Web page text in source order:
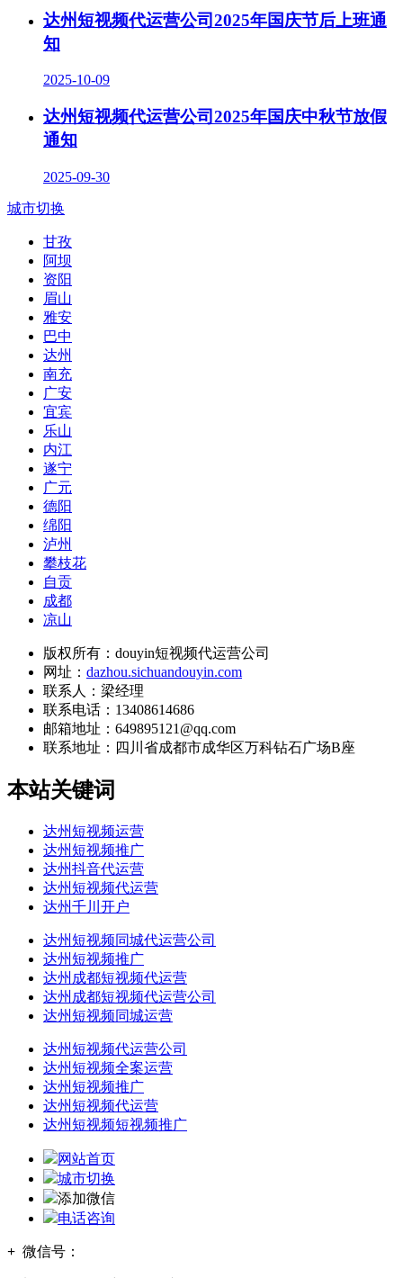
达州短视频代运营公司2025年国庆节后上班通
知
2025-10-09
达州短视频代运营公司2025年国庆中秋节放假
通知
2025-09-30
城市切换
甘孜
阿坝
资阳
眉山
雅安
巴中
达州
南充
广安
宜宾
乐山
内江
遂宁
广元
德阳
绵阳
泸州
攀枝花
自贡
成都
凉山
版权所有：douyin短视频代运营公司
网址： dazhou.sichuandouyin.com
联系人：梁经理
联系电话：13408614686
邮箱地址：649895121@qq.com
联系地址： 四川省成都市成华区万科钻石广场B座
本站关键词
达州短视频运营
达州短视频推广
达州抖音代运营
达州短视频代运营
达州千川开户
达州短视频同城代运营公司
达州短视频推广
达州成都短视频代运营
达州成都短视频代运营公司
达州短视频同城运营
达州短视频代运营公司
达州短视频全案运营
达州短视频推广
达州短视频代运营
达州短视频短视频推广
网站首页
城市切换
添加微信
电话咨询
+ 微信号：